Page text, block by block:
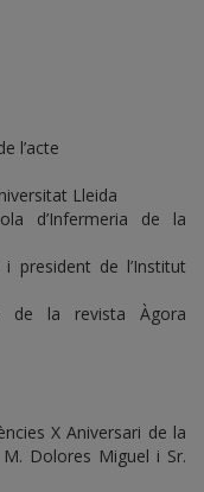
l’acte
Lleida
d’Infermeria de la
i president de l’Institut
de la revista Àgora
X Aniversari de la
Dolores Miguel i Sr.